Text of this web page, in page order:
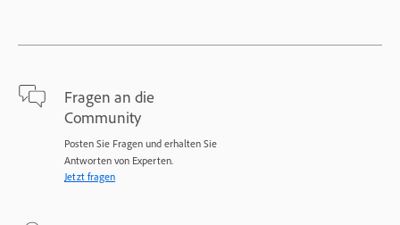
Fragen an die
Community
Posten Sie Fragen und erhalten Sie
Antworten von Experten.
Jetzt fragen